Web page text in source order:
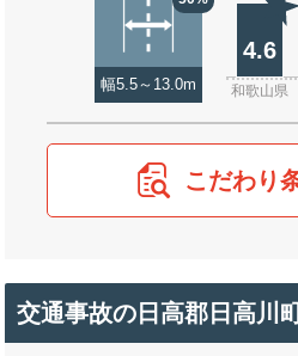
幅5.5～13.0m
4.6
和歌山県
こだわり
交通事故の日高郡日高川